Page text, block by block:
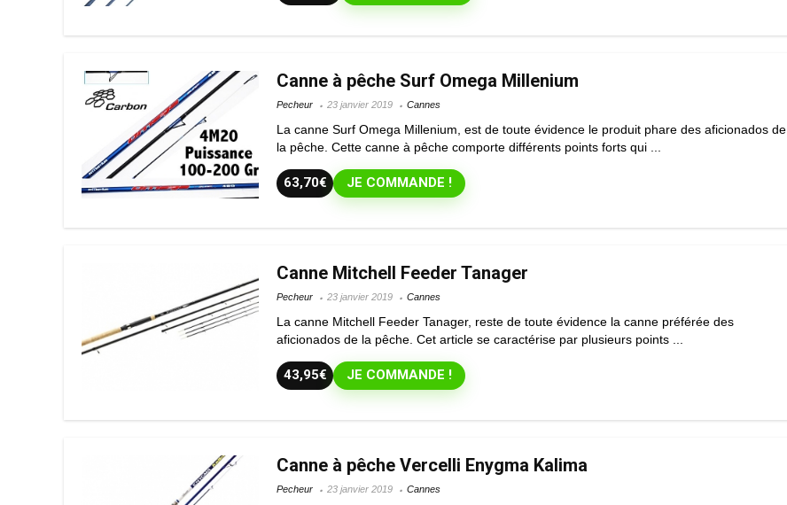
Canne à pêche Surf Omega Millenium
Pecheur 23 janvier 2019 Cannes
La canne Surf Omega Millenium, est de toute évidence le produit phare des aficionados de
la pêche. Cette canne à pêche comporte différents points forts qui ...
63,70€ JE COMMANDE !
Canne Mitchell Feeder Tanager
Pecheur 23 janvier 2019 Cannes
La canne Mitchell Feeder Tanager, reste de toute évidence la canne préférée des
aficionados de la pêche. Cet article se caractérise par plusieurs points ...
43,95€ JE COMMANDE !
Canne à pêche Vercelli Enygma Kalima
Pecheur 23 janvier 2019 Cannes